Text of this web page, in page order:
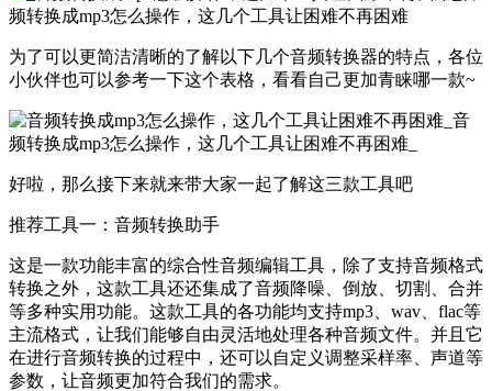
为了可以更简洁清晰的了解以下几个音频转换器的特点，各位
小伙伴也可以参考一下这个表格，看看自己更加青睐哪一款~
好啦，那么接下来就来带大家一起了解这三款工具吧
推荐工具一：音频转换助手
这是一款功能丰富的综合性音频编辑工具，除了支持音频格式
转换之外，这款工具还还集成了音频降噪、倒放、切割、合并
等多种实用功能。这款工具的各功能均支持mp3、wav、flac等
主流格式，让我们能够自由灵活地处理各种音频文件。并且它
在进行音频转换的过程中，还可以自定义调整采样率、声道等
参数，让音频更加符合我们的需求。